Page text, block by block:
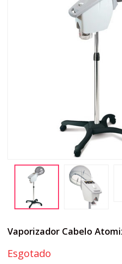
Vaporizador Cabelo
Esgotado